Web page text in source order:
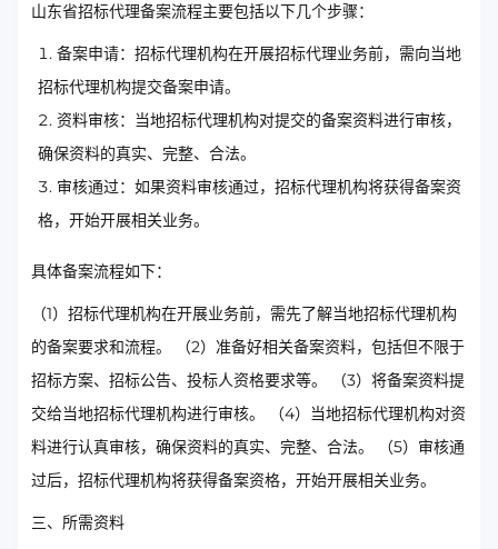
山东省招标代理备案流程主要包括以下几个步骤：
备案申请：招标代理机构在开展招标代理业务前，需向当地
招标代理机构提交备案申请。
资料审核：当地招标代理机构对提交的备案资料进行审核，
确保资料的真实、完整、合法。
审核通过：如果资料审核通过，招标代理机构将获得备案资
格，开始开展相关业务。
具体备案流程如下：
（1）招标代理机构在开展业务前，需先了解当地招标代理机构
的备案要求和流程。 （2）准备好相关备案资料，包括但不限于
招标方案、招标公告、投标人资格要求等。 （3）将备案资料提
交给当地招标代理机构进行审核。 （4）当地招标代理机构对资
料进行认真审核，确保资料的真实、完整、合法。 （5）审核通
过后，招标代理机构将获得备案资格，开始开展相关业务。
三、所需资料